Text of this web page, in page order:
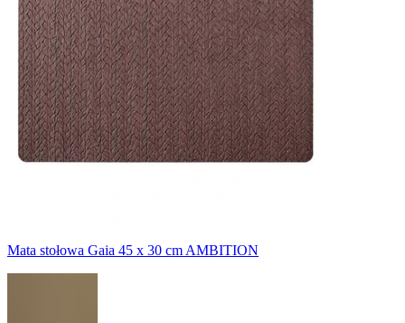
Mata stołowa Gaia 45 x 30 cm AMBITION